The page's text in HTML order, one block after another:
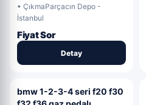
• ÇıkmaParçacın Depo -
İstanbul
Fiyat Sor
Detay
bmw 1-2-3-4 seri f20 f30